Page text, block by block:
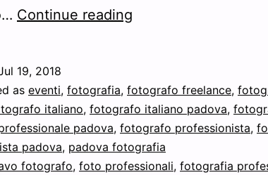
Continue reading
la
mostra
fotografica
“Contrasto
19, 2018
as eventi, fotografia, fotografo freelance,
italiano, fotografo italiano padova,
padova, fotografo professionista,
padova, padova fotografia
fotografo, foto professionali, fotografia